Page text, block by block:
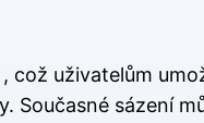
což uživatelům
Současné sázení